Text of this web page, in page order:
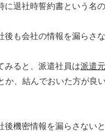
に退社時誓約書という名の
後も会社の情報を漏らさ
みると、派遣社員は派遣元
か、結んでおいた方が良
後機密情報を漏らさない